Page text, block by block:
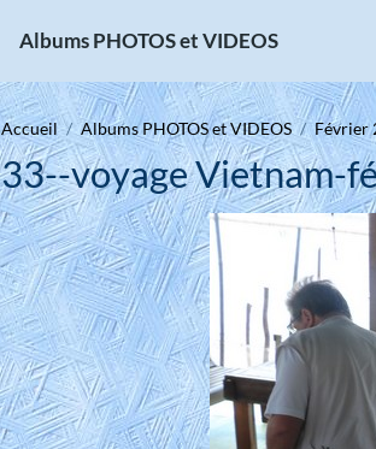
Albums PHOTOS et VIDEOS
Accueil Albums PHOTOS et VIDEOS Février
33--voyage Vietnam-